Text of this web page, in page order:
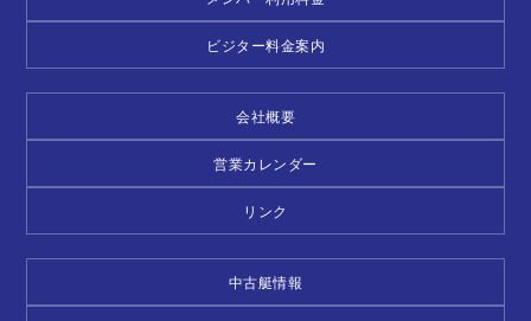
ビジター料金案内
会社概要
営業カレンダー
リンク
中古艇情報